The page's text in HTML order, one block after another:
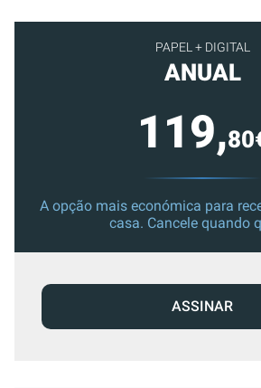
PAPEL + DIGITAL
ANUAL
119,
A opção mais económica para
casa. Cancele quando
ASSINAR